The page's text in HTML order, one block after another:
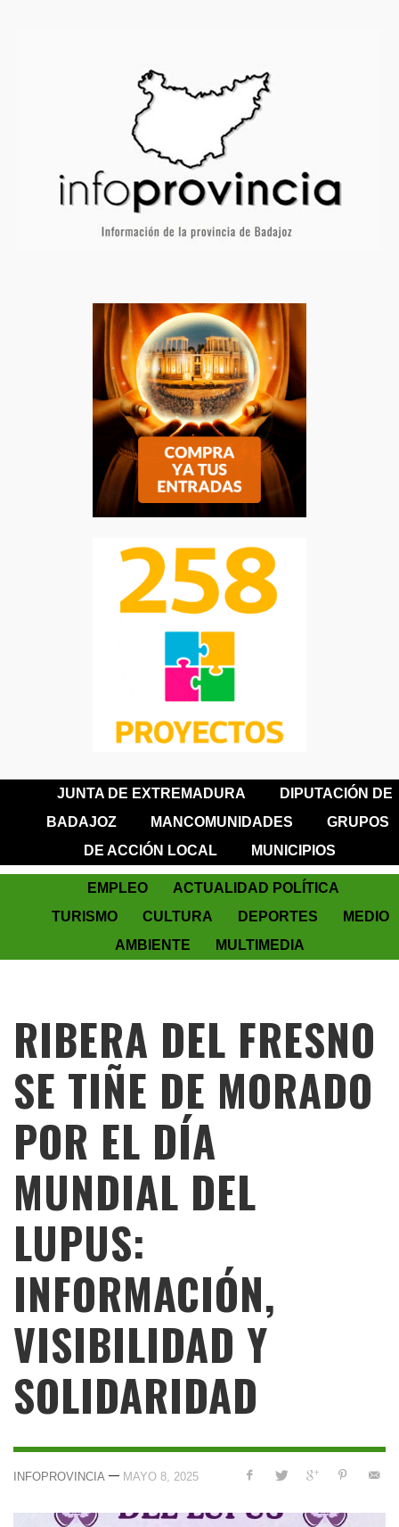
JUNTA DE EXTREMADURA
DIPUTACIÓN DE
BADAJOZ
MANCOMUNIDADES
GRUPOS
DE ACCIÓN LOCAL
MUNICIPIOS
EMPLEO
ACTUALIDAD POLÍTICA
TURISMO
CULTURA DEPORTES
MEDIO
AMBIENTE
MULTIMEDIA
RIBERA DEL FRESNO
SE TIÑE DE MORADO
POR EL DÍA
MUNDIAL DEL
LUPUS:
INFORMACIÓN,
VISIBILIDAD Y
SOLIDARIDAD
INFOPROVINCIA — MAYO 8, 2025